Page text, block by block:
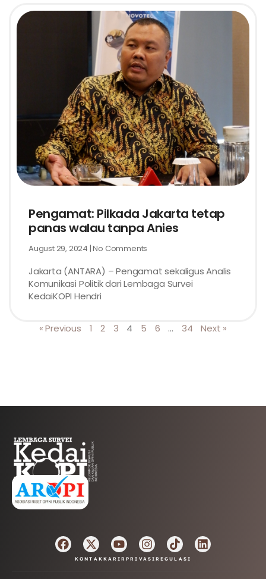
Pengamat: Pilkada Jakarta tetap
panas walau tanpa Anies
August 29, 2024 No Comments
Jakarta (ANTARA) – Pengamat sekaligus Analis
Komunikasi Politik dari Lembaga Survei
KedaiKOPI Hendri
« Previous 1 2 3 4 5 6 … 34 Next »
AFILIASI
KONTAK KARIRPRIVASI REGULASI